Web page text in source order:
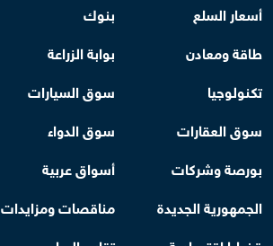
أسعار السلع
بنوك
طاقة ومعادن
بوابة الزراعة
تكنولوجيا
سوق السيارات
سوق العقارات
سوق الدواء
بورصة وشركات
أسواق عربية
الجمهورية الجديدة
مناقصات ومزايدات